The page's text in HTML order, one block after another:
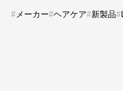
#メーカー#ヘアケア#新製品#